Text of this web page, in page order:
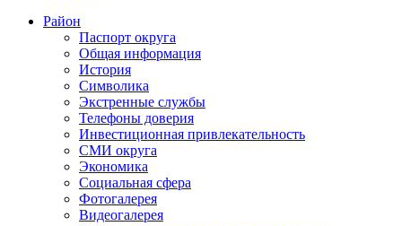
Район
Паспорт округа
Общая информация
История
Символика
Экстренные службы
Телефоны доверия
Инвестиционная привлекательность
СМИ округа
Экономика
Социальная сфера
Фотогалерея
Видеогалерея